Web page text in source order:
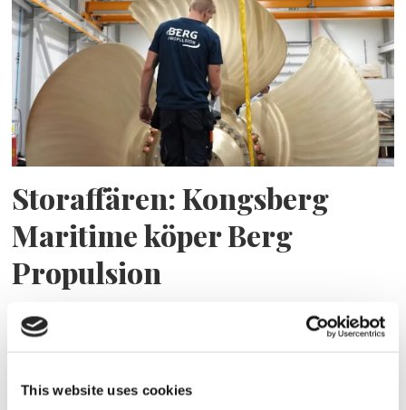
This website uses cookies
Storaffären: Kongsberg
Maritime köper Berg
Propulsion